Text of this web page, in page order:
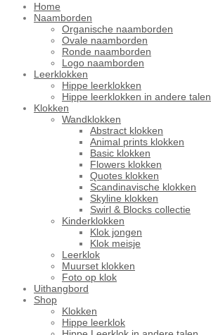
Home
Naamborden
Organische naamborden
Ovale naamborden
Ronde naamborden
Logo naamborden
Leerklokken
Hippe leerklokken
Hippe leerklokken in andere talen
Klokken
Wandklokken
Abstract klokken
Animal prints klokken
Basic klokken
Flowers klokken
Quotes klokken
Scandinavische klokken
Skyline klokken
Swirl & Blocks collectie
Kinderklokken
Klok jongen
Klok meisje
Leerklok
Muurset klokken
Foto op klok
Uithangbord
Shop
Klokken
Hippe leerklok